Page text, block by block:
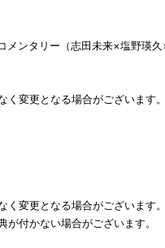
メンタリー（志田未来×塩野瑛
く変更となる場合がございます。
く変更となる場合がございます。
が付かない場合がございます。